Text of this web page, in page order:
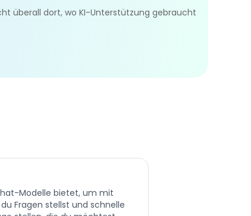
überall dort, wo KI-Unterstützung gebraucht
Modelle bietet, um mit
Fragen stellst und schnelle